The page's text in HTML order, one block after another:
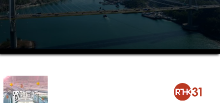
0
seconds
minutes,
7
seconds